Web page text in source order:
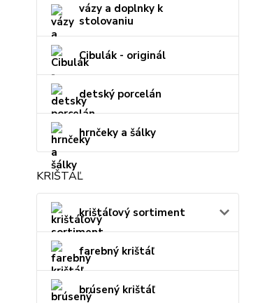
vázy a doplnky k
stolovaniu
Cibulák - originál
detský porcelán
hrnčeky a šálky
KRIŠTÁĽ
krištáľový sortiment
farebný krištáľ
brúsený krištáľ